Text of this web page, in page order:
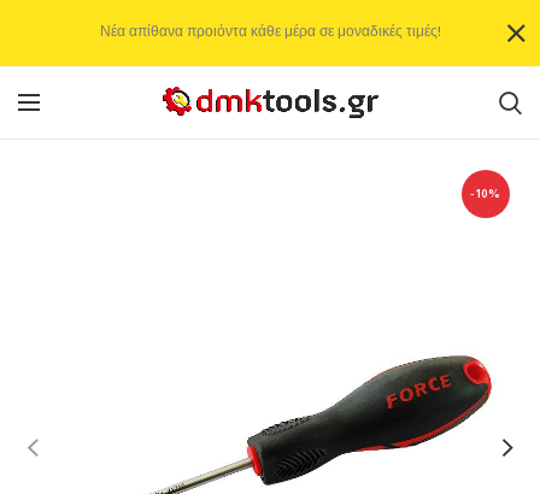
-10%
Νέα απίθανα προιόντα κάθε μέρα σε μοναδικές τιμές!